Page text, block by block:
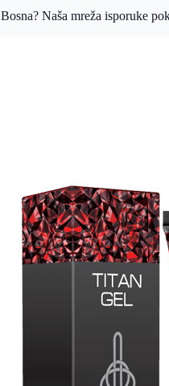
Bosna? Naša mreža isporuke